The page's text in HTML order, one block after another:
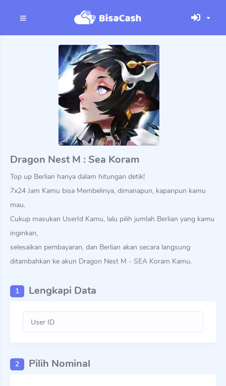
Dragon Nest M : Sea Koram
Top up Berlian hanya dalam hitungan detik!
7x24 Jam Kamu bisa Membelinya, dimanapun, kapanpun kamu
mau.
Cukup masukan UserId Kamu, lalu pilih jumlah Berlian yang kamu
inginkan,
selesaikan pembayaran, dan Berlian akan secara langsung
ditambahkan ke akun Dragon Nest M - SEA Koram Kamu.
1 Lengkapi Data
2 Pilih Nominal